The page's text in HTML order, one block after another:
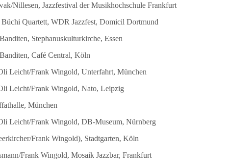
Nillesen, Jazzfestival der Musikhochschule Frankfurt
Quartett, WDR Jazzfest, Domicil Dortmund
Stephanuskulturkirche, Essen
Café Central, Köln
Leicht/Frank Wingold, Unterfahrt, München
Leicht/Frank Wingold, Nato, Leipzig
München
Leicht/Frank Wingold, DB-Museum, Nürnberg
Frank Wingold), Stadtgarten, Köln
Frank Wingold, Mosaik Jazzbar, Frankfurt